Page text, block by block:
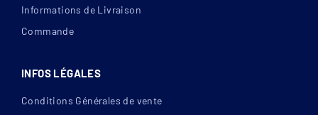
Informations de Livraison
Commande
INFOS LÉGALES
Conditions Générales de vente